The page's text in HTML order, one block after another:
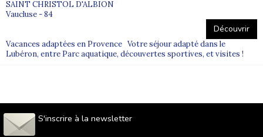
SAINT CHRISTOL D'ALBION
Vaucluse - 84
Découvrir
Vacances adaptées en Provence Votre séjour adapté dans le
Lubéron, entre Parc aquatique, découvertes sportives, et visites !
S'inscrire à la newsletter